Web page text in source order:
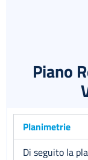
Piano
Planimetrie
Di seguito la